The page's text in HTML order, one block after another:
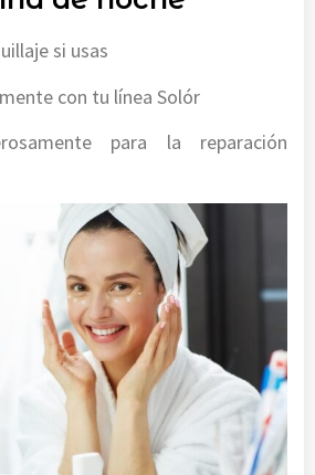
si usas
con tu línea Solór
para la reparación